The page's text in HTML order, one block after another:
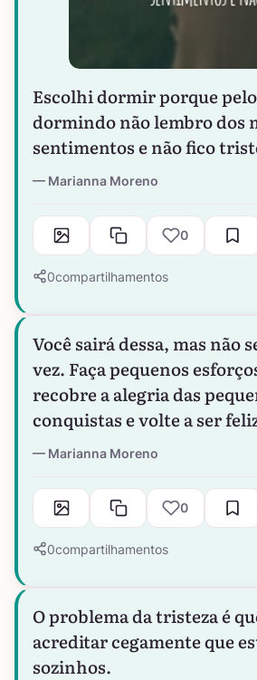
Escolhi dormir porque
dormindo não lembro dos
sentimentos e não fico
Marianna Moreno
0
0compartilhamentos
Você sairá dessa, mas não
vez. Faça pequenos
recobre a alegria das
conquistas e volte a ser
Marianna Moreno
0
0compartilhamentos
O problema da tristeza é
acreditar cegamente que
sozinhos.